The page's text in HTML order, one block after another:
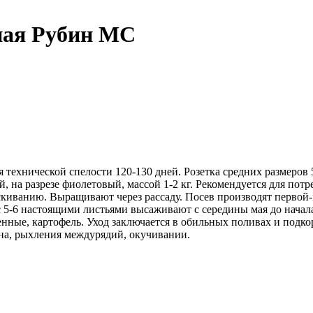
Рубин МС
спелости 120-130 дней. Розетка средних
разрезе фиолетовый, массой 1-2 кг. Рекомендуется для
Выращивают через рассаду. Посев производят
5-6 настоящими листьями высаживают с середины мая до
картофель. Уход заключается в обильных поливах и
рыхления междурядий, окучивании.